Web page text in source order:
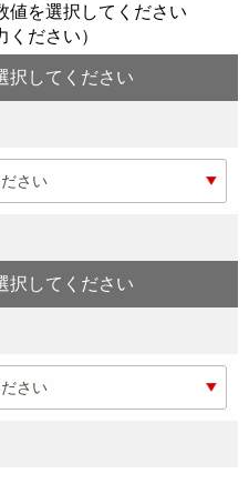
値を選択してください
ください）
択してください
択してください